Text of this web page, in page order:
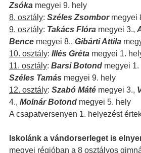
Zsókamegyei 9. hely
8. osztály: Széles Zsombormegyei
9. osztály: Takács Flóramegyei 3.,
Bencemegyei 8., Gibárti Attila
10. osztály: Illés Grétamegyei 1.
11. osztály: Barsi Botondmegyei 1.
Széles Tamás megyei 9. hely
12. osztály: Szabó Mátémegyei 3.,
4., Molnár Botondmegyei 5. hely
A csapatversenyen 1. helyezést
Iskolánk a vándorserleget is
megyei régióban a 8 osztályos